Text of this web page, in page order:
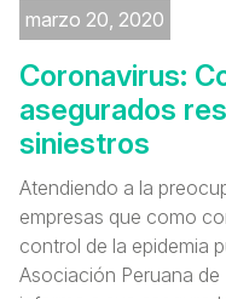
marzo 20, 2020
Coronavirus:
asegurados
siniestros
Atendiendo a la
empresas que como
control de la epidemia
Asociación Peruana de